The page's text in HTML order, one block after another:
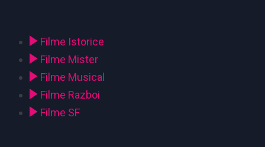
Filme Istorice
Filme Mister
Filme Musical
Filme Razboi
Filme SF